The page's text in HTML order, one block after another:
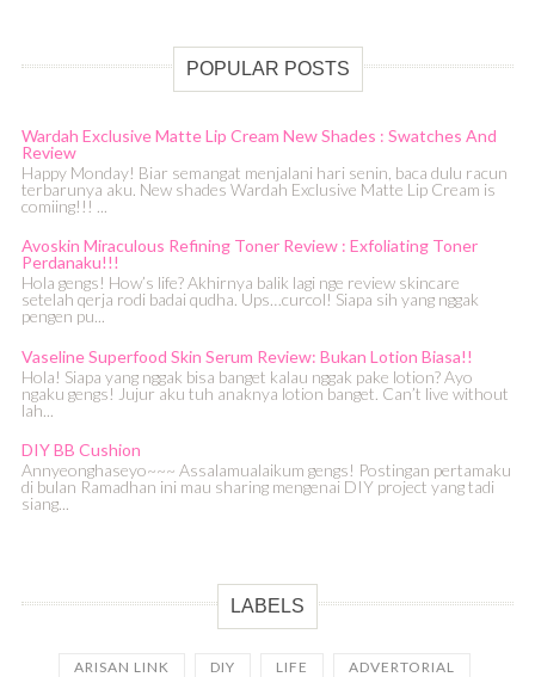
POPULAR POSTS
Wardah Exclusive Matte Lip Cream New Shades : Swatches And
Review
Happy Monday! Biar semangat menjalani hari senin, baca dulu racun
terbarunya aku. New shades Wardah Exclusive Matte Lip Cream is
comiing!!! ...
Avoskin Miraculous Refining Toner Review : Exfoliating Toner
Perdanaku!!!
Hola gengs! How’s life? Akhirnya balik lagi nge review skincare
setelah qerja rodi badai qudha. Ups…curcol! Siapa sih yang nggak
pengen pu...
Vaseline Superfood Skin Serum Review: Bukan Lotion Biasa!!
Hola! Siapa yang nggak bisa banget kalau nggak pake lotion? Ayo
ngaku gengs! Jujur aku tuh anaknya lotion banget. Can’t live without
lah...
DIY BB Cushion
Annyeonghaseyo~~~ Assalamualaikum gengs! Postingan pertamaku
di bulan Ramadhan ini mau sharing mengenai DIY project yang tadi
siang...
LABELS
ARISAN LINK DIY LIFE
ADVERTORIAL